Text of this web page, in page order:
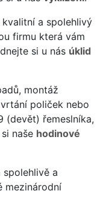
a spolehlivý
firmu která vám
si u nás úklid
montáž
poliček nebo
(devět) řemeslníka,
naše hodinové
spolehlivě a
mezinárodní